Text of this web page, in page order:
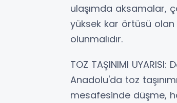
ulaşımda aksamalar,
yüksek kar örtüsü
olunmalıdır.
TOZ TAŞINIMI
Anadolu'da toz
mesafesinde düşme,